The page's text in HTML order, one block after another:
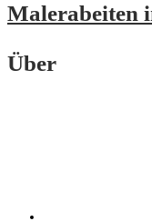
Malerabeiten
Über